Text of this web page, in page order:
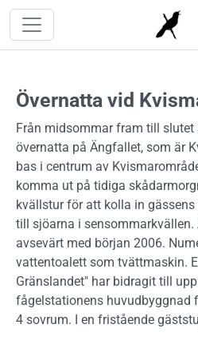
Hoppa till huvudinnehåll
Övernatta vid
Från midsommar fram till slutet
övernatta på Ängfallet, som är
bas i centrum av
komma ut på tidiga
kvällstur för att kolla in
till sjöarna i
avsevärt med början 2006.
vattentoalett som tvättmaskin.
Gränslandet" har bidragit till
fågelstationens huvudbyggnad
4 sovrum. I en fristående